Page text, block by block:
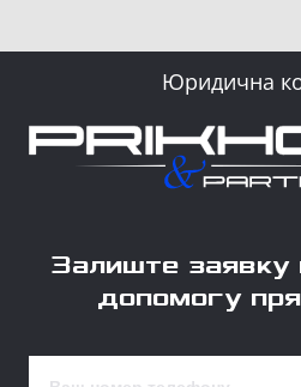
Юридична
Залиште заявку
допомогу